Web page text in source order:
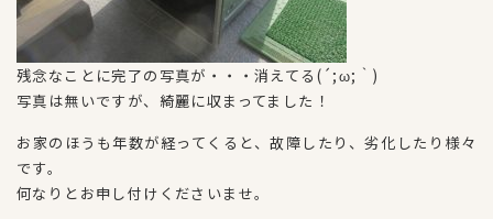
残念なことに完了の写真が・・・消えてる(´;ω;｀)
写真は無いですが、綺麗に収まってました！
お家のほうも年数が経ってくると、故障したり、劣化したり様々
です。
何なりとお申し付けくださいませ。